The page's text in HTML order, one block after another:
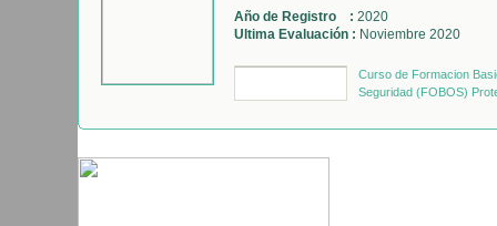
Año de Registro : 2020
Ultima Evaluación : Noviembre 2020
Curso de Formacion
Seguridad (FOBOS)